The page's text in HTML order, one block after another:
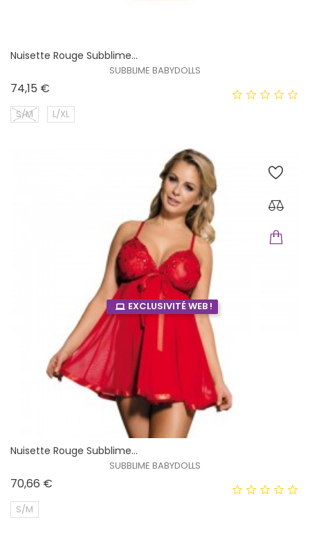
Nuisette Rouge Subblime...
SUBBLIME BABYDOLLS
74,15 €
S/M L/XL
EXCLUSIVITÉ WEB !
Nuisette Rouge Subblime...
SUBBLIME BABYDOLLS
70,66 €
S/M